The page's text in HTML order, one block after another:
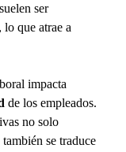
ser
lo que atrae a
impacta
de los empleados.
no solo
se traduce